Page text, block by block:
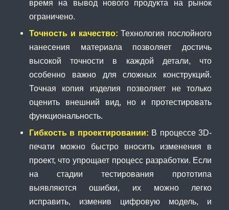
время на вывод нового продукта на рынок
ограничено.
Точность и качество: Технология послойного
нанесения материала позволяет достичь
высокой точности в каждой детали, что
особенно важно для сложных конструкций.
Точная копия изделия позволяет не только
оценить внешний вид, но и протестировать
функциональность.
Гибкость в проектировании: В процессе 3D-
печати можно быстро вносить изменения в
проект, что упрощает процесс разработки. Если
на стадии тестирования прототипа
выявляются ошибки, их можно легко
исправить, изменив цифровую модель, и